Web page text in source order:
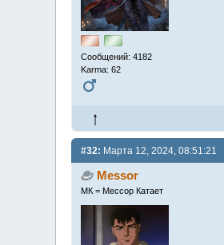
Сообщений: 4182
Karma: 62
#32: Марта 12, 2024, 08:51:21
Messor
МК = Мессор Катает